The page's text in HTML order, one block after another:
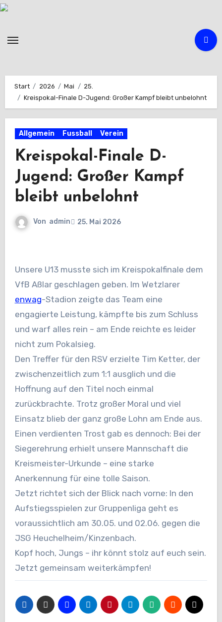
Zum
Start 2026 Mai
25.
Kreispokal-Finale D-Jugend: Großer Kampf bleibt unbelohnt
Allgemein Fussball Verein
Kreispokal-Finale D-
Jugend: Großer Kampf
bleibt unbelohnt
Von admin 25. Mai 2026
Unsere U13 musste sich im Kreispokalfinale dem
VfB Aßlar geschlagen geben. Im Wetzlarer
enwag-Stadion zeigte das Team eine
engagierte Leistung, kämpfte bis zum Schluss
und warf alles rein – am Ende reichte es leider
nicht zum Pokalsieg.
Den Treffer für den RSV erzielte Tim Ketter, der
zwischenzeitlich zum 1:1 ausglich und die
Hoffnung auf den Titel noch einmal
zurückbrachte. Trotz großer Moral und viel
Einsatz blieb der ganz große Lohn am Ende aus.
Einen verdienten Trost gab es dennoch: Bei der
Siegerehrung erhielt unsere Mannschaft die
Kreismeister-Urkunde – eine starke
Anerkennung für eine tolle Saison.
Jetzt richtet sich der Blick nach vorne: In den
Aufstiegsspielen zur Gruppenliga geht es
voraussichtlich am 30.05. und 02.06. gegen die
JSG Heuchelheim/Kinzenbach.
Kopf hoch, Jungs – ihr könnt stolz auf euch sein.
Jetzt gemeinsam weiterkämpfen!